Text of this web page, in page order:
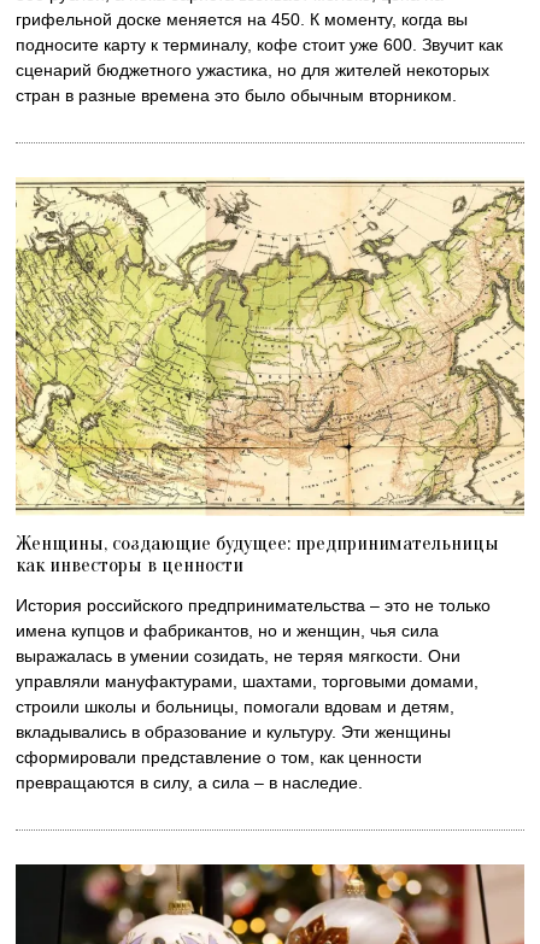
грифельной доске меняется на 450. К моменту, когда вы
подносите карту к терминалу, кофе стоит уже 600. Звучит как
сценарий бюджетного ужастика, но для жителей некоторых
стран в разные времена это было обычным вторником.
Женщины, создающие будущее: предпринимательницы
как инвесторы в ценности
История российского предпринимательства – это не только
имена купцов и фабрикантов, но и женщин, чья сила
выражалась в умении созидать, не теряя мягкости. Они
управляли мануфактурами, шахтами, торговыми домами,
строили школы и больницы, помогали вдовам и детям,
вкладывались в образование и культуру. Эти женщины
сформировали представление о том, как ценности
превращаются в силу, а сила – в наследие.